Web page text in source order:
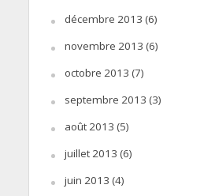
décembre 2013 (6)
novembre 2013 (6)
octobre 2013 (7)
septembre 2013 (3)
août 2013 (5)
juillet 2013 (6)
juin 2013 (4)